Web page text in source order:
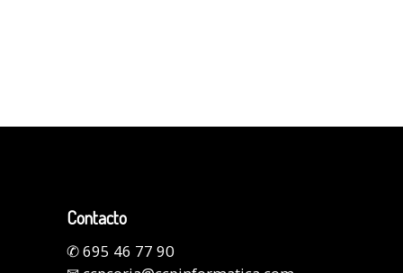
Contacto
✆695 46 77 90